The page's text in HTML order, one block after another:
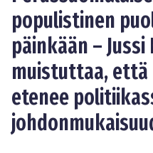
populistinen
päinkään –
muistuttaa, että
etenee